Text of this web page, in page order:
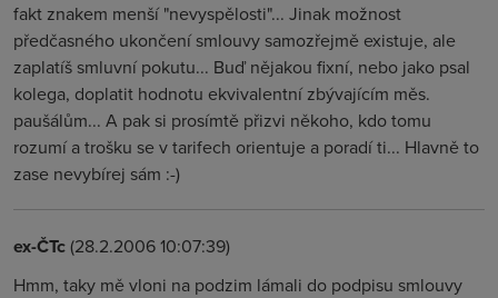
fakt znakem menší "nevyspělosti"... Jinak možnost
předčasného ukončení smlouvy samozřejmě existuje, ale
zaplatíš smluvní pokutu... Buď nějakou fixní, nebo jako psal
kolega, doplatit hodnotu ekvivalentní zbývajícím měs.
paušálům... A pak si prosímtě přizvi někoho, kdo tomu
rozumí a trošku se v tarifech orientuje a poradí ti... Hlavně to
zase nevybírej sám :-)
ex-ČTc(28.2.2006 10:07:39)
Hmm, taky mě vloni na podzim lámali do podpisu smlouvy